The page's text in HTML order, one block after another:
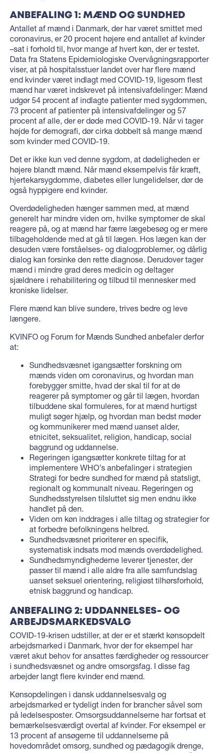
ANBEFALING 1: MÆND OG SUNDHED
Antallet af mænd i Danmark, der har været smittet med
coronavirus, er 20 procent højere end antallet af kvinder
–sat i forhold til, hvor mange af hvert køn, der er testet.
Data fra Statens Epidemiologiske Overvågningsrapporter
viser, at på hospitalsstuer landet over har flere mænd
end kvinder været indlagt med COVID-19, ligesom flest
mænd har været indskrevet på intensivafdelinger: Mænd
udgør 54 procent af indlagte patienter med sygdommen,
73 procent af patienter på intensivafdelinger og 57
procent af alle, der er døde med COVID-19. Når vi tager
højde for demografi, dør cirka dobbelt så mange mænd
som kvinder med COVID-19.
Det er ikke kun ved denne sygdom, at dødeligheden er
højere blandt mænd. Når mænd eksempelvis får kræft,
hjertekarsygdomme, diabetes eller lungelidelser, dør de
også hyppigere end kvinder.
Overdødeligheden hænger sammen med, at mænd
generelt har mindre viden om, hvilke symptomer de skal
reagere på, og at mænd har færre lægebesøg og er mere
tilbageholdende med at gå til lægen. Hos lægen kan der
desuden være forståelses- og dialogproblemer, og dårlig
dialog kan forsinke den rette diagnose. Derudover tager
mænd i mindre grad deres medicin og deltager
sjældnere i rehabilitering og tilbud til mennesker med
kroniske lidelser.
Flere mænd kan blive sundere, trives bedre og leve
længere.
KVINFO og Forum for Mænds Sundhed anbefaler derfor
at:
Sundhedsvæsnet igangsætter forskning om
mænds viden om coronavirus, og hvordan man
forebygger smitte, hvad der skal til for at de
reagerer på symptomer og går til lægen, hvordan
tilbuddene skal formuleres, for at mænd hurtigst
muligt søger hjælp, og hvordan man bedst møder
og kommunikerer med mænd uanset alder,
etnicitet, seksualitet, religion, handicap, social
baggrund og uddannelse.
Regeringen igangsætter konkrete tiltag for at
implementere WHO’s anbefalinger i strategien
Strategi for bedre sundhed for mænd på statsligt,
regionalt og kommunalt niveau. Regeringen og
Sundhedsstyrelsen tilsluttet sig men endnu ikke
handlet på den.
Viden om køn inddrages i alle tiltag og strategier for
at forbedre befolkningens helbred.
Sundhedsvæsnet prioriterer en specifik,
systematisk indsats mod mænds overdødelighed.
Sundhedsmyndighederne leverer tjenester, der
passer til mænd i alle aldre fra alle samfundslag
uanset seksuel orientering, religiøst tilhørsforhold,
etnisk baggrund og handicap.
ANBEFALING 2: UDDANNELSES- OG
ARBEJDSMARKEDSVALG
COVID-19-krisen udstiller, at der er et stærkt kønsopdelt
arbejdsmarked i Danmark, hvor der for eksempel har
været akut behov for ansattes færdigheder og ressourcer
i sundhedsvæsnet og andre omsorgsfag. I disse fag
arbejder langt flere kvinder end mænd.
Kønsopdelingen i dansk uddannelsesvalg og
arbejdsmarked er tydeligt inden for brancher såvel som
på ledelsesposter. Omsorgsuddannelserne har fortsat et
bemærkelsesværdigt overtal af kvinder. For eksempel er
13 procent af ansøgerne til uddannelserne på
hovedområdet omsorg, sundhed og pædagogik drenge,